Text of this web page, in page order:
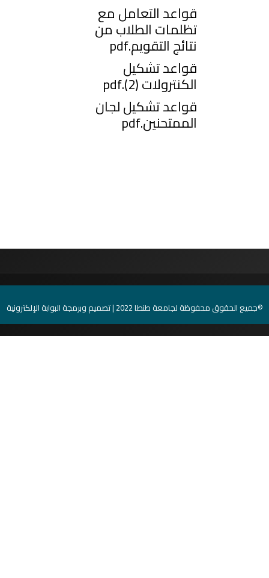
قواعد التعامل مع
تظلمات الطلاب من
نتائج التقويم.pdf
قواعد تشكيل
الكنترولات (2).pdf
قواعد تشكيل لجان
الممتحنين.pdf
محفوظة لجامعة طنطا 2022 | تصميم وبرمجة البوابة الإلكترونية